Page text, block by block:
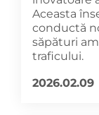
Aceasta
conductă
săpături
traficului.
2026.02.09